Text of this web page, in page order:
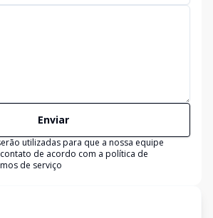
Enviar
utilizadas para que a nossa equipe
de acordo com a política de
de serviço